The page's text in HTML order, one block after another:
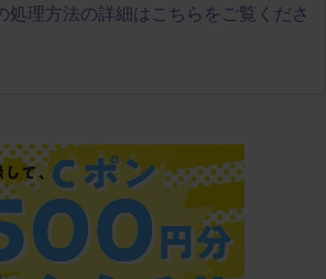
処理方法の詳細はこちらをご覧くださ